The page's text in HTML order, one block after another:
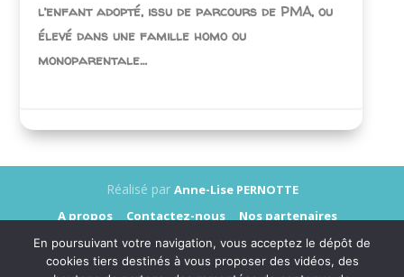
l’enfant adopté, issu de parcours de PMA, ou
élevé dans une famille homo ou
monoparentale…
Réalisé par Anne-Lise PERNOTTE
A propos
Contactez-nous
Nos partenaires
Annonceurs
Presse
Mentions légales
Données personnelles
En poursuivant votre navigation, vous acceptez le dépôt de
cookies tiers destinés à vous proposer des vidéos, des